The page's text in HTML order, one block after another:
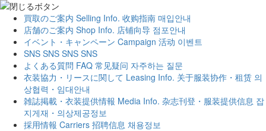
買取のご案内 Selling Info. 收购指南 매입안내
店舗のご案内 Shop Info. 店铺向导 점포안내
イベント・キャンペーン Campaign 活动 이벤트
SNS SNS SNS SNS
よくある質問 FAQ 常见疑问 자주하는 질문
衣装協力・リースに関して Leasing Info. 关于服装协作・租赁 의
상협력・임대안내
雑誌掲載・衣装提供情報 Media Info. 杂志刊登・服装提供信息 잡
지게재・의상제공정보
採用情報 Carriers 招聘信息 채용정보